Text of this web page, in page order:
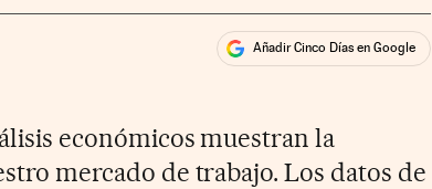
Añadir Cinco Días en Google
económicos muestran la
mercado de trabajo. Los datos de